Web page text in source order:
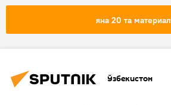
яна 20 та материал
Ўзбекистон